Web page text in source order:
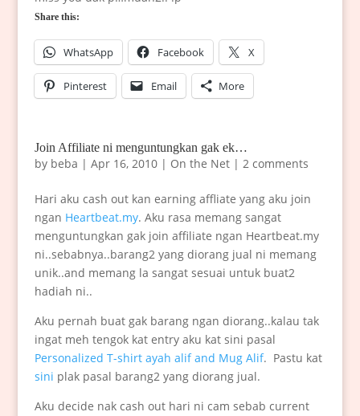
Share this:
WhatsApp Facebook X
Pinterest Email More
Join Affiliate ni menguntungkan gak ek…
by beba | Apr 16, 2010| On the Net| 2 comments
Hari aku cash out kan earning affliate yang aku join
ngan Heartbeat.my. Aku rasa memang sangat
menguntungkan gak join affiliate ngan Heartbeat.my
ni..sebabnya..barang2 yang diorang jual ni memang
unik..and memang la sangat sesuai untuk buat2
hadiah ni..
Aku pernah buat gak barang ngan diorang..kalau tak
ingat meh tengok kat entry aku kat sini pasal
Personalized T-shirt ayah alif and Mug Alif. Pastu kat
sini plak pasal barang2 yang diorang jual.
Aku decide nak cash out hari ni cam sebab current